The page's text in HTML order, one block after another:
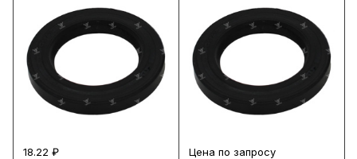
18.22 ₽
Цена по запросу